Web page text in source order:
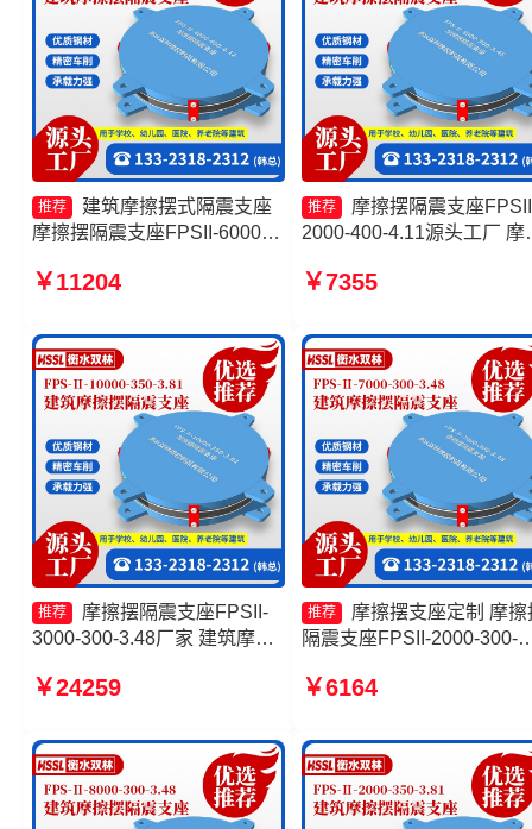
推荐
建筑摩擦摆式隔震支座
摩擦摆隔震支座FPSII-6000-
源头工厂 摩擦摆隔震支座
厂
￥11204
推荐
摩擦摆隔震支座
2000-400-4.11源头工厂 摩
筑隔震支座源头工厂 建筑
￥7355
推荐
摩擦摆隔震支座FPSII-
3000-300-3.48厂家 建筑摩擦
FPSII-9000-300-3.48源头工
5000-350-3.81生产厂家
￥24259
推荐
摩擦摆支座定制 摩擦
隔震支座FPSII-2000-300-
建筑摩擦摆隔震支座(FPS)
￥6164